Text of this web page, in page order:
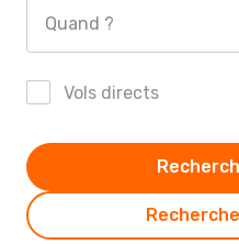
Quand ?
Vols directs